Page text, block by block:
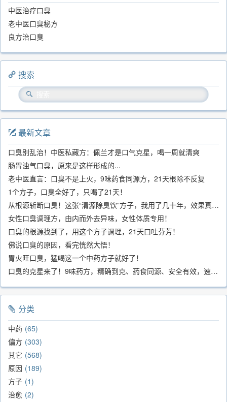
中医治疗口臭
老中医口臭秘方
良方治口臭
搜索
最新文章
口臭别乱治！中医私藏方：佩兰才是口气克星，喝一周就清爽
肠胃浊气口臭，原来是这样形成的...
老中医直言：口臭不是上火，9味药食同源方，21天根除不反复
1个方子，口臭全好了，只喝了21天！
从根源斩断口臭！这张“清源除臭饮”方子，我用了几十年，效果真不错
女性口臭调理方，由内而外去异味，女性体质专用！
口臭的根源找到了，用这个方子调理，21天口吐芬芳！
佛说口臭的原因，看完恍然大悟！
胃火旺口臭，猛喝这一个中药方子就好了！
口臭的克星来了！9味药方，精确到克、药食同源、安全有效，速看！
分类
中药 65
偏方 303
其它 568
原因 189
方子 1
治愈 2